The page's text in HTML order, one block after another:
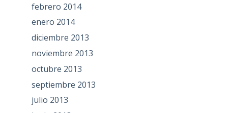
febrero 2014
enero 2014
diciembre 2013
noviembre 2013
octubre 2013
septiembre 2013
julio 2013